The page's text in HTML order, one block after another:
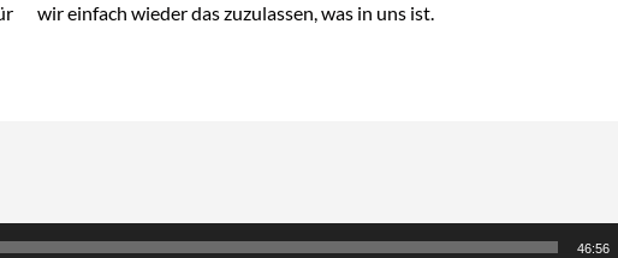
wir einfach wieder das zuzulassen, was in uns ist.
46:56